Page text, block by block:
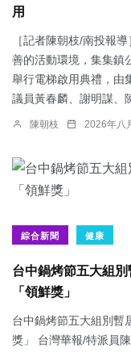
用
［記者陳朝枝/南投報
善的活動環境，集集鎮
舉行電梯啟用典禮，由
議員黃春麟、謝明謀、
陳朝枝 2026年八
綜合新聞 健康
台中鍋烤節五大組
「領鮮獎」
台中鍋烤節五大組別
獎」 台灣華報/特派員